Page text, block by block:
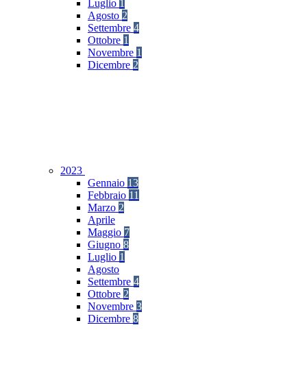
Luglio 1
Agosto 2
Settembre 4
Ottobre 1
Novembre 1
Dicembre 2
2023
Gennaio 13
Febbraio 11
Marzo 2
Aprile
Maggio 7
Giugno 8
Luglio 1
Agosto
Settembre 4
Ottobre 2
Novembre 3
Dicembre 8